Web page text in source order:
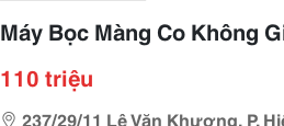
Máy Bọc Màng Co Không
110 triệu
237/29/11 Lê Văn Khương, P.